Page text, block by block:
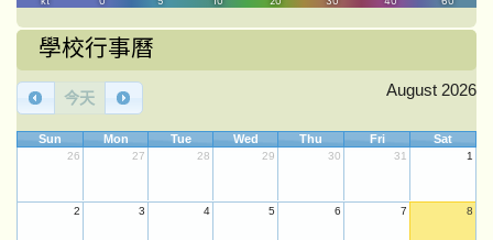
學校行事曆
今天 August 2026
Sun Mon Tue Wed Thu Fri Sat
26 27 28 29 30 31 1
2 3 4 5 6 7 8